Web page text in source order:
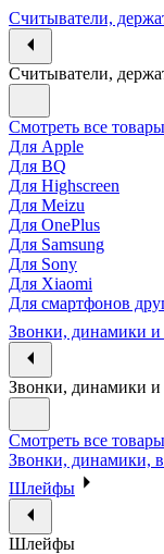
Считыватели,
Считыватели,
Смотреть все товары
Для Apple
Для BQ
Для Highscreen
Для Meizu
Для OnePlus
Для Samsung
Для Sony
Для Xiaomi
Для смартфонов
Звонки, динамики и
Звонки, динамики и
Смотреть все товары
Звонки, динамики,
Шлейфы
Шлейфы